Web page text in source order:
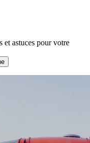
et astuces pour votre